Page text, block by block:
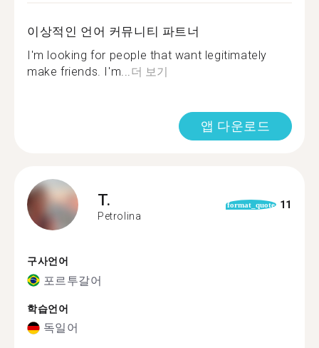
이상적인 언어 커뮤니티 파트너
I'm looking for people that want legitimately
make friends. I'm...더 보기
앱 다운로드
T.
Petrolina
format_quote 11
구사언어
포르투갈어
학습언어
독일어